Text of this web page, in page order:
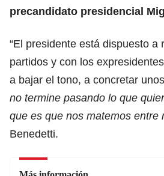
precandidato presidencial
“El presidente está dispuesto a
partidos y con los
a bajar el tono, a concretar
no termine pasando lo que
que es que nos matemos entre
Benedetti.